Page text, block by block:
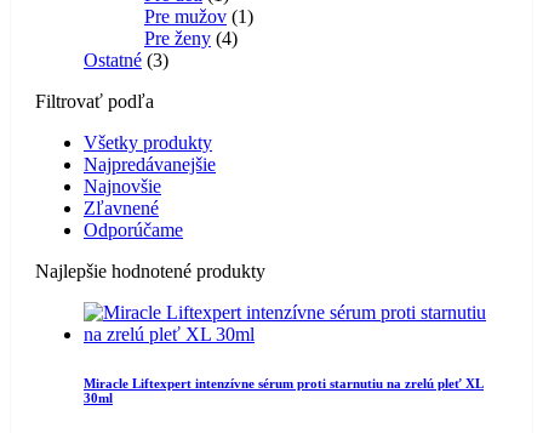
produkt
Pre mužov 11
Pre ženy 44
Ostatné 33
Filtrovať podľa
Všetky produkty
Najpredávanejšie
Najnovšie
Zľavnené
Odporúčame
Najlepšie hodnotené produkty
Miracle Liftexpert intenzívne sérum proti starnutiu na zrelú pleť XL
30ml